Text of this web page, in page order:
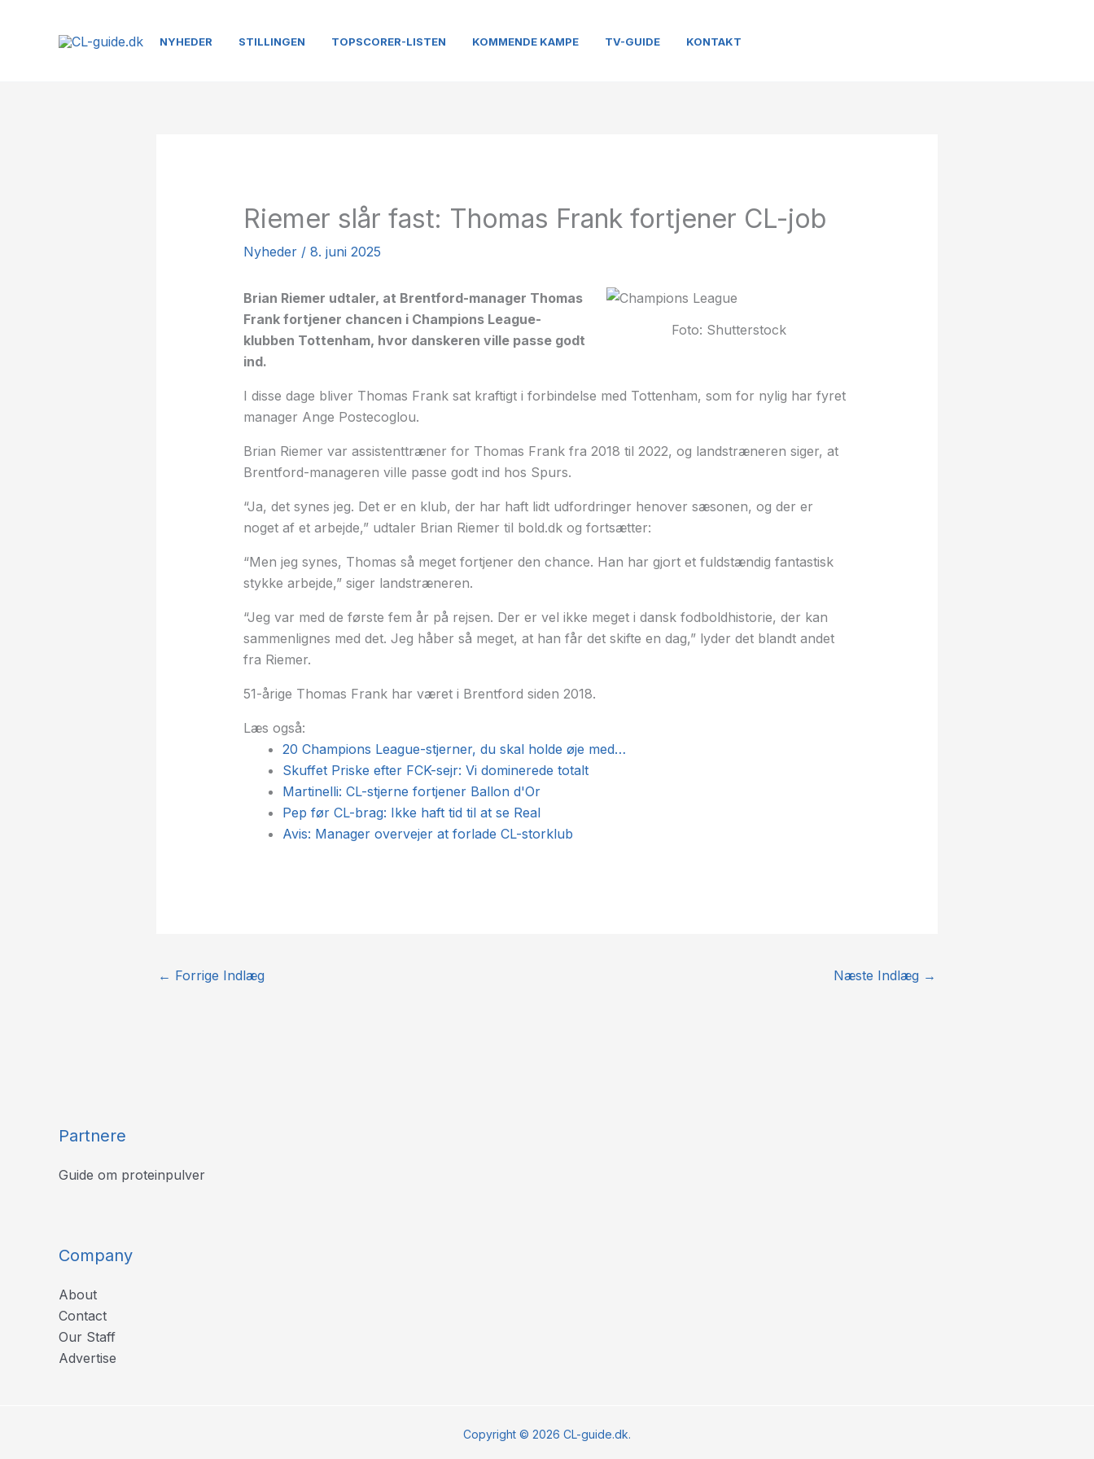
NYHEDER STILLINGEN TOPSCORER-LISTEN KOMMENDE KAMPE TV-GUIDE KONTAKT
Riemer slår fast: Thomas Frank fortjener CL-job
Nyheder/ 8. juni 2025
Foto: Shutterstock
Brian Riemer udtaler, at Brentford-manager Thomas
Frank fortjener chancen i Champions League-
klubben Tottenham, hvor danskeren ville passe godt
ind.
I disse dage bliver Thomas Frank sat kraftigt i forbindelse med Tottenham, som for nylig har fyret
manager Ange Postecoglou.
Brian Riemer var assistenttræner for Thomas Frank fra 2018 til 2022, og landstræneren siger, at
Brentford-manageren ville passe godt ind hos Spurs.
“Ja, det synes jeg. Det er en klub, der har haft lidt udfordringer henover sæsonen, og der er
noget af et arbejde,” udtaler Brian Riemer til bold.dk og fortsætter:
“Men jeg synes, Thomas så meget fortjener den chance. Han har gjort et fuldstændig fantastisk
stykke arbejde,” siger landstræneren.
“Jeg var med de første fem år på rejsen. Der er vel ikke meget i dansk fodboldhistorie, der kan
sammenlignes med det. Jeg håber så meget, at han får det skifte en dag,” lyder det blandt andet
fra Riemer.
51-årige Thomas Frank har været i Brentford siden 2018.
Læs også:
20 Champions League-stjerner, du skal holde øje med…
Skuffet Priske efter FCK-sejr: Vi dominerede totalt
Martinelli: CL-stjerne fortjener Ballon d'Or
Pep før CL-brag: Ikke haft tid til at se Real
Avis: Manager overvejer at forlade CL-storklub
← Forrige Indlæg Næste Indlæg →
Partnere
Guide om proteinpulver
Company
About
Contact
Our Staff
Advertise
Copyright © 2026 CL-guide.dk.